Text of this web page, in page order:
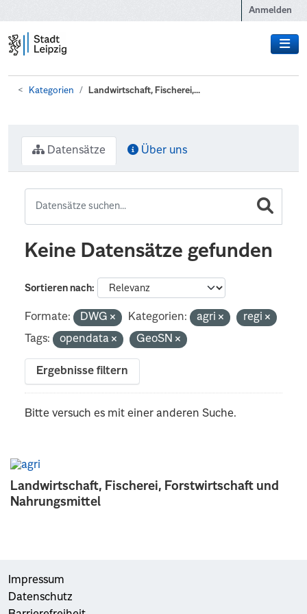
Anmelden
Kategorien Landwirtschaft, Fischerei,...
Landwirtschaft, Fischerei, Forstwirtschaft und
Nahrungsmittel
Datensätze Über uns
Keine Datensätze gefunden
Sortieren nach
Formate: DWG Kategorien: agri
regi
Tags:
opendata GeoSN
Ergebnisse filtern
Bitte versuch es mit einer anderen Suche.
Impressum
Datenschutz